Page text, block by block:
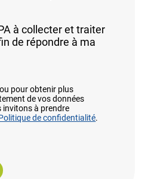
à collecter et traiter
de répondre à ma
pour obtenir plus
de vos données
invitons à prendre
de confidentialité.